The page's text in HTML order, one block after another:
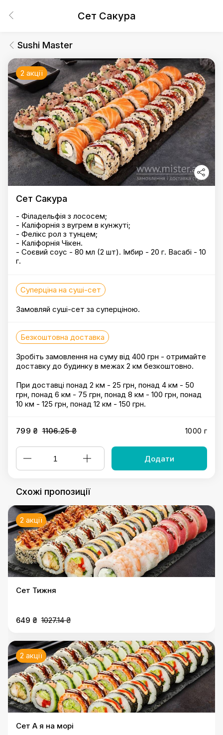
Сет Сакура
Sushi Master
2 акції
Сет Сакура
- Філадельфія з лососем;
- Каліфорнія з вугрем в кунжуті;
- Фелікс рол з тунцем;
- Каліфорнія Чікен.
- Соєвий соус - 80 мл (2 шт). Імбир - 20 г. Васабі - 10
г.
Суперціна на суші-сет
Замовляй суші-сет за суперціною.
Безкоштовна доставка
Зробіть замовлення на суму від 400 грн - отримайте
доставку до будинку в межах 2 км безкоштовно.
При доставці понад 2 км - 25 грн, понад 4 км - 50
грн, понад 6 км - 75 грн, понад 8 км - 100 грн, понад
10 км - 125 грн, понад 12 км - 150 грн.
799 ₴ 1106.25 ₴ 1000 г
Додати
Схожі пропозиції
2 акції
Сет Тижня
649 ₴ 1027.14 ₴
2 акції
Сет А я на морі